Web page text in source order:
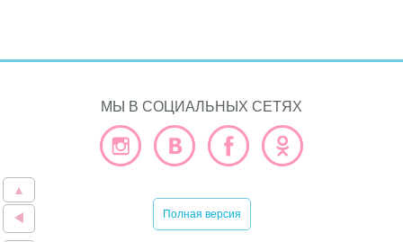
МЫ В СОЦИАЛЬНЫХ СЕТЯХ
Полная версия
▲